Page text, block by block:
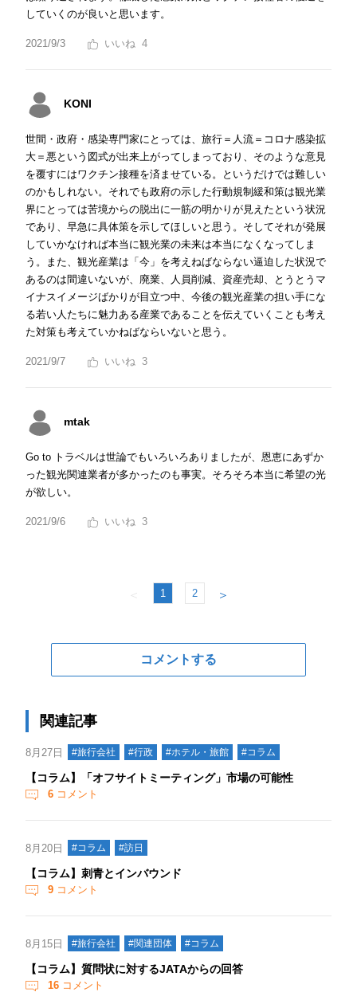
していくのが良いと思います。
2021/9/3 4
KONI
世間・政府・感染専門家にとっては、旅行＝人流＝コロナ感染拡
大＝悪という図式が出来上がってしまっており、そのような意見
を覆すにはワクチン接種を済ませている。というだけでは難しい
のかもしれない。それでも政府の示した行動規制緩和策は観光業
界にとっては苦境からの脱出に一筋の明かりが見えたという状況
であり、早急に具体策を示してほしいと思う。そしてそれが発展
していかなければ本当に観光業の未来は本当になくなってしま
う。また、観光産業は「今」を考えねばならない逼迫した状況で
あるのは間違いないが、廃業、人員削減、資産売却、とうとうマ
イナスイメージばかりが目立つ中、今後の観光産業の担い手にな
る若い人たちに魅力ある産業であることを伝えていくことも考え
た対策も考えていかねばならいないと思う。
2021/9/7 3
mtak
Go to トラベルは世論でもいろいろありましたが、恩恵にあずか
った観光関連業者が多かったのも事実。そろそろ本当に希望の光
が欲しい。
2021/9/6 3
＜ 1 2 ＞
コメントする
関連記事
8月27日 #旅行会社 #行政 #ホテル・旅館 #コラム
【コラム】「オフサイトミーティング」市場の可能性
6 コメント
8月20日 #コラム #訪日
【コラム】刺青とインバウンド
9 コメント
8月15日 #旅行会社 #関連団体 #コラム
【コラム】質問状に対するJATAからの回答
16 コメント